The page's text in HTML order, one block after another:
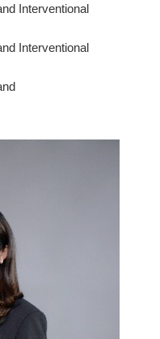
Interventional
Interventional